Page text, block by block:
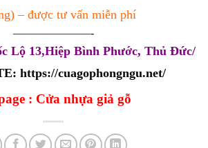
– được tư vấn miễn phí
———————-
Lộ 13,Hiệp Bình Phước, Thủ Đức/
https://cuagophongngu.net/
: Cửa nhựa giả gỗ